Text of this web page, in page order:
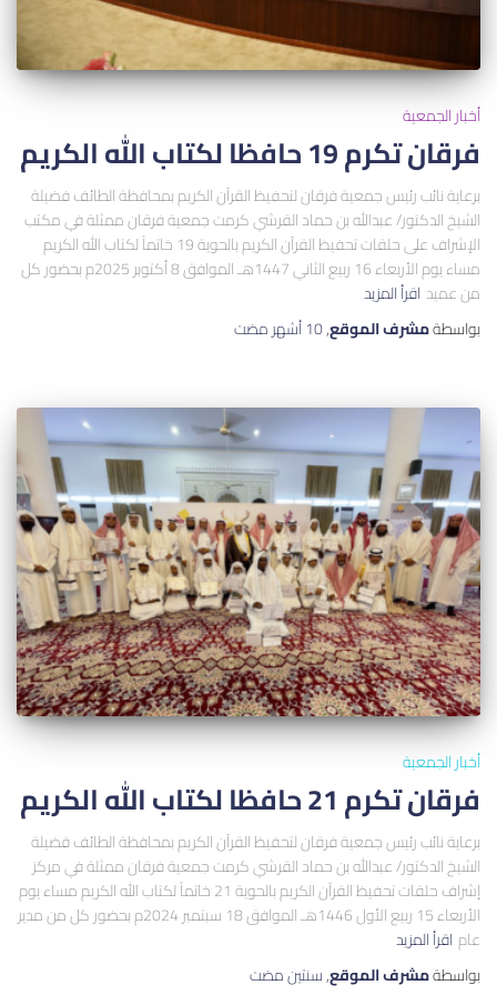
أخبار الجمعية
فرقان تكرم 19 حافظا لكتاب الله الكريم
برعاية نائب رئيس جمعية فرقان لتحفيظ القرآن الكريم بمحافظة الطائف فضيلة
الشيخ الدكتور/ عبدالله بن حماد القرشي كرمت جمعية فرقان ممثلة في مكتب
الإشراف على حلقات تحفيظ القرآن الكريم بالحوية 19 خاتماً لكتاب الله الكريم
مساء يوم الأربعاء 16 ربيع الثاني 1447هـ الموافق 8 أكتوبر 2025م بحضور كل
من عميد اقرأ المزيد
بواسطةمشرف الموقع,10 أشهر مضت
أخبار الجمعية
فرقان تكرم 21 حافظا لكتاب الله الكريم
برعاية نائب رئيس جمعية فرقان لتحفيظ القرآن الكريم بمحافظة الطائف فضيلة
الشيخ الدكتور/ عبدالله بن حماد القرشي كرمت جمعية فرقان ممثلة في مركز
إشراف حلقات تحفيظ القرآن الكريم بالحوية 21 خاتماً لكتاب الله الكريم مساء يوم
الأربعاء 15 ربيع الأول 1446هـ الموافق 18 سبتمبر 2024م بحضور كل من مدير
عام اقرأ المزيد
بواسطةمشرف الموقع,سنتينمضت